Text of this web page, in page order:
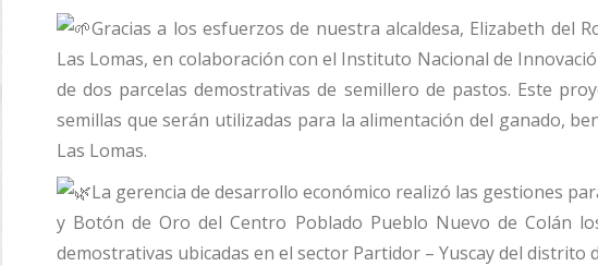
Gracias a los esfuerzos de nuestra alcaldesa, Elizabeth del
Las Lomas, en colaboración con el Instituto Nacional de
de dos parcelas demostrativas de semillero de pastos. Este
semillas que serán utilizadas para la alimentación del ganado,
Las Lomas.
La gerencia de desarrollo económico realizó las gestiones
y Botón de Oro del Centro Poblado Pueblo Nuevo de Colán
demostrativas ubicadas en el sector Partidor – Yuscay del distrito